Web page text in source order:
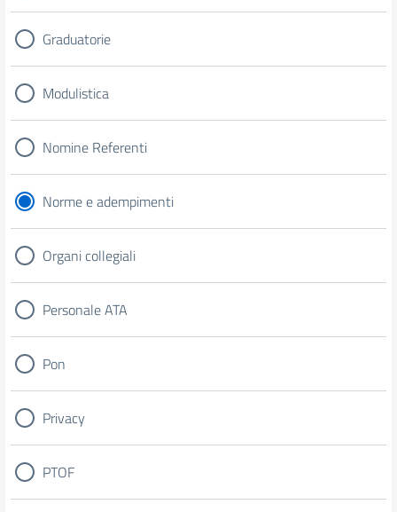
Graduatorie
Modulistica
Nomine Referenti
Norme e adempimenti
Organi collegiali
Personale ATA
Pon
Privacy
PTOF